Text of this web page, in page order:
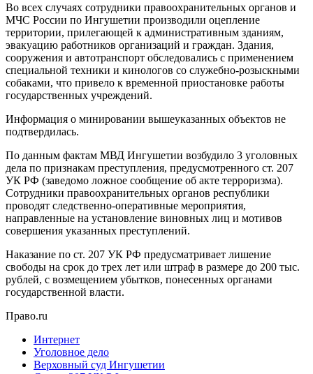
Во всех случаях сотрудники правоохранительных органов и
МЧС России по Ингушетии производили оцепление
территории, прилегающей к административным зданиям,
эвакуацию работников организаций и граждан. Здания,
сооружения и автотранспорт обследовались с применением
специальной техники и кинологов со служебно-розыскными
собаками, что привело к временной приостановке работы
государственных учреждений.
Информация о минировании вышеуказанных объектов не
подтвердилась.
По данным фактам МВД Ингушетии возбудило 3 уголовных
дела по признакам преступления, предусмотренного ст. 207
УК РФ (заведомо ложное сообщение об акте терроризма).
Сотрудники правоохранительных органов республики
проводят следственно-оперативные мероприятия,
направленные на установление виновных лиц и мотивов
совершения указанных преступлений.
Наказание по ст. 207 УК РФ предусматривает лишение
свободы на срок до трех лет или штраф в размере до 200 тыс.
рублей, с возмещением убытков, понесенных органами
государственной власти.
Право.ru
Интернет
Уголовное дело
Верховный суд Ингушетии